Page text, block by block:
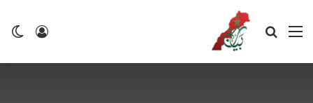
تسجيل
القائمة بحث